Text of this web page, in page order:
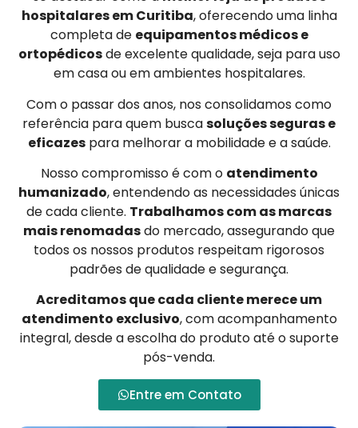
hospitalares em Curitiba, oferecendo uma linha
completa de equipamentos médicos e
ortopédicosde excelente qualidade, seja para uso
em casa ou em ambientes hospitalares.
Com o passar dos anos, nos consolidamos como
referência para quem buscasoluções seguras e
eficazespara melhorar a mobilidade e a saúde.
Nosso compromisso é com o atendimento
humanizado, entendendo as necessidades únicas
de cada cliente. Trabalhamos com as marcas
mais renomadasdo mercado, assegurando que
todos os nossos produtos respeitam rigorosos
padrões de qualidade e segurança.
Acreditamos que cada cliente merece um
atendimento exclusivo, com acompanhamento
integral, desde a escolha do produto até o suporte
pós-venda.
Entre em Contato